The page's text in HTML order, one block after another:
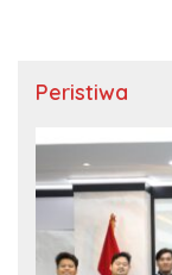
Peristiwa